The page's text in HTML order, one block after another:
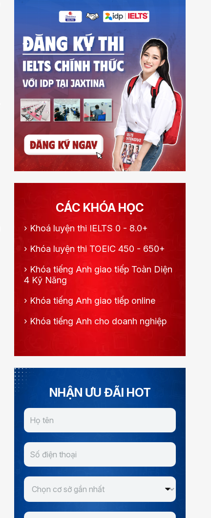
CÁC KHÓA HỌC
› Khoá luyện thi IELTS 0 - 8.0+
› Khóa luyện thi TOEIC 450 - 650+
› Khóa tiếng Anh giao tiếp Toàn Diện
4 Kỹ Năng
› Khóa tiếng Anh giao tiếp online
› Khóa tiếng Anh cho doanh nghiệp
NHẬN ƯU ĐÃI HOT